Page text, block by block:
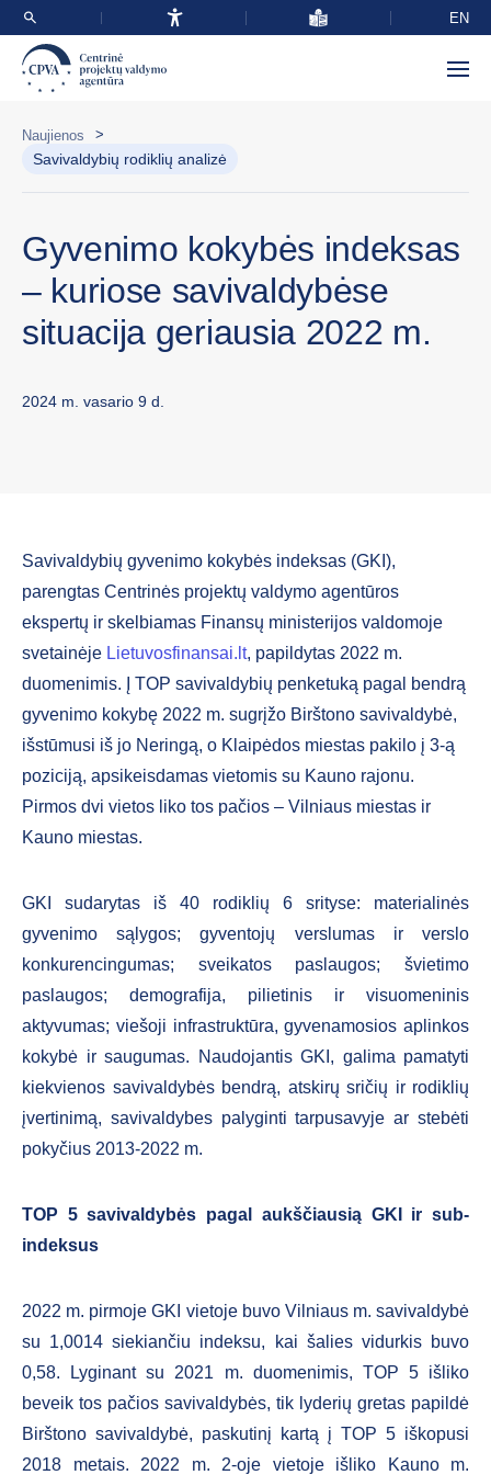
EN
Naujienos >
Savivaldybių rodiklių analizė
Gyvenimo kokybės indeksas
– kuriose savivaldybėse
situacija geriausia 2022 m.
2024 m. vasario 9 d.
Savivaldybių gyvenimo kokybės indeksas (GKI),
parengtas Centrinės projektų valdymo agentūros
ekspertų ir skelbiamas Finansų ministerijos valdomoje
svetainėje Lietuvosfinansai.lt, papildytas 2022 m.
duomenimis. Į TOP savivaldybių penketuką pagal bendrą
gyvenimo kokybę 2022 m. sugrįžo Birštono savivaldybė,
išstūmusi iš jo Neringą, o Klaipėdos miestas pakilo į 3-ą
poziciją, apsikeisdamas vietomis su Kauno rajonu.
Pirmos dvi vietos liko tos pačios – Vilniaus miestas ir
Kauno miestas.
GKI sudarytas iš 40 rodiklių 6 srityse: materialinės
gyvenimo sąlygos; gyventojų verslumas ir verslo
konkurencingumas; sveikatos paslaugos; švietimo
paslaugos; demografija, pilietinis ir visuomeninis
aktyvumas; viešoji infrastruktūra, gyvenamosios aplinkos
kokybė ir saugumas. Naudojantis GKI, galima pamatyti
kiekvienos savivaldybės bendrą, atskirų sričių ir rodiklių
įvertinimą, savivaldybes palyginti tarpusavyje ar stebėti
pokyčius 2013-2022 m.
TOP 5 savivaldybės pagal aukščiausią GKI ir sub-
indeksus
2022 m. pirmoje GKI vietoje buvo Vilniaus m. savivaldybė
su 1,0014 siekiančiu indeksu, kai šalies vidurkis buvo
0,58. Lyginant su 2021 m. duomenimis, TOP 5 išliko
beveik tos pačios savivaldybės, tik lyderių gretas papildė
Birštono savivaldybė, paskutinį kartą į TOP 5 iškopusi
2018 metais. 2022 m. 2-oje vietoje išliko Kauno m.